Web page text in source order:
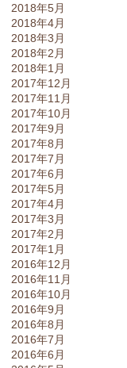
2018年5月
2018年4月
2018年3月
2018年2月
2018年1月
2017年12月
2017年11月
2017年10月
2017年9月
2017年8月
2017年7月
2017年6月
2017年5月
2017年4月
2017年3月
2017年2月
2017年1月
2016年12月
2016年11月
2016年10月
2016年9月
2016年8月
2016年7月
2016年6月